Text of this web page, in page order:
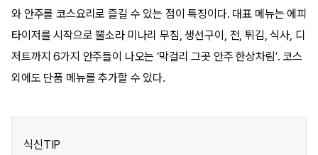
와 안주를 코스요리로 즐길 수 있는 점이 특징이다. 대표 메뉴는 에피
타이저를 시작으로 뿔소라 미나리 무침, 생선구이, 전, 튀김, 식사, 디
저트까지 6가지 안주들이 나오는 ‘막걸리 그곳 안주 한상차림’. 코스
외에도 단품 메뉴를 추가할 수 있다.
식신TIP